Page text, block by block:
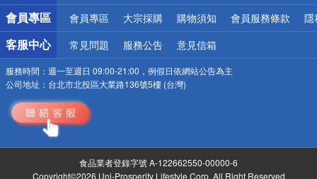
會員專區 會員專區 大宗採購 購物須知 會員服務條款 隱
客服中心 常見問題 服務公告 意見信箱
服務時間： 週一至週日 09:00-21:00，例假日依網站公告為主
公司地址： 台北市北投區大業路136號5樓 (台灣)
食品業者登錄字號 A-122662550-00000-6
Copyright©2026 Uni-Prosperity Lifestyle Corp. All Right Reserved